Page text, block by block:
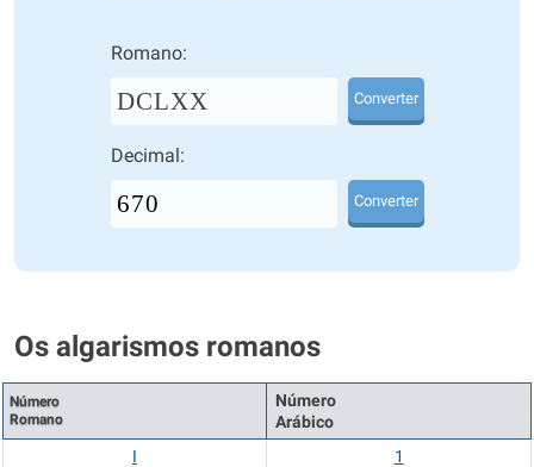
Romano:
DCLXX Converter
Decimal:
Converter
Os algarismos romanos
Número
Romano
Número
Arábico
I
1